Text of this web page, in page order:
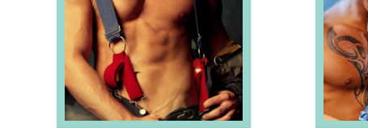
LEIA MAIS